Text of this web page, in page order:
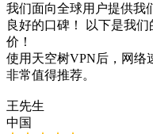
我们面向全球用户提供我
良好的口碑！ 以下是我
价！
使用天空树VPN后，网络
非常值得推荐。
王先生
中国